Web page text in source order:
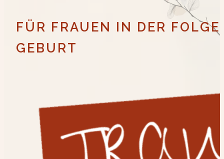
FÜR FRAUEN IN DER
GEBURT